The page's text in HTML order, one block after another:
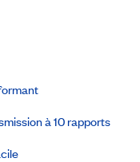
à 10 rapports